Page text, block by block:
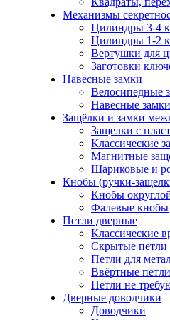
Механизмы
Цилиндры 3-4
Цилиндры 1-2
Вертушки для
Заготовки
Навесные замки
Велосипедные
Навесные
Защёлки и замки
Защелки с
Классические
Магнитные
Шариковые и
Кнобы (ручки-
Кнобы
Фалевые кнобы
Петли дверные
Классические
Скрытые петли
Петли для
Ввёртные петли
Петли не
Дверные доводчики
Доводчики